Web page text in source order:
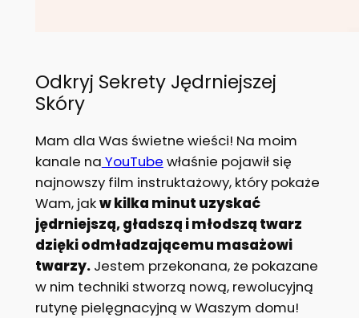
Odkryj Sekrety Jędrniejszej
Skóry
Mam dla Was świetne wieści! Na moim
kanale na YouTube właśnie pojawił się
najnowszy film instruktażowy, który pokaże
Wam, jakw kilka minut uzyskać
jędrniejszą, gładszą i młodszą twarz
dzięki odmładzającemu masażowi
twarzy.Jestem przekonana, że pokazane
w nim techniki stworzą nową, rewolucyjną
rutynę pielęgnacyjną w Waszym domu!